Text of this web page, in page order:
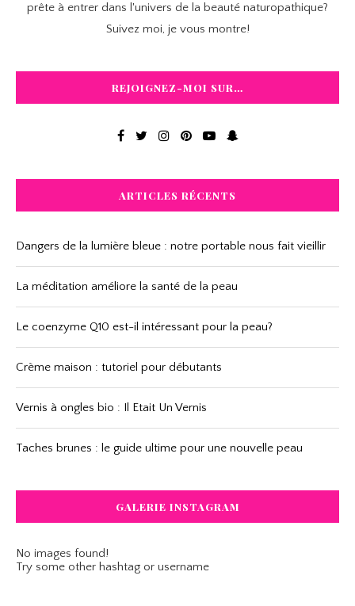
prête à entrer dans l'univers de la beauté naturopathique?
Suivez moi, je vous montre!
REJOIGNEZ-MOI SUR…
ARTICLES RÉCENTS
Dangers de la lumière bleue : notre portable nous fait vieillir
La méditation améliore la santé de la peau
Le coenzyme Q10 est-il intéressant pour la peau?
Crème maison : tutoriel pour débutants
Vernis à ongles bio : Il Etait Un Vernis
Taches brunes : le guide ultime pour une nouvelle peau
GALERIE INSTAGRAM
No images found!
Try some other hashtag or username